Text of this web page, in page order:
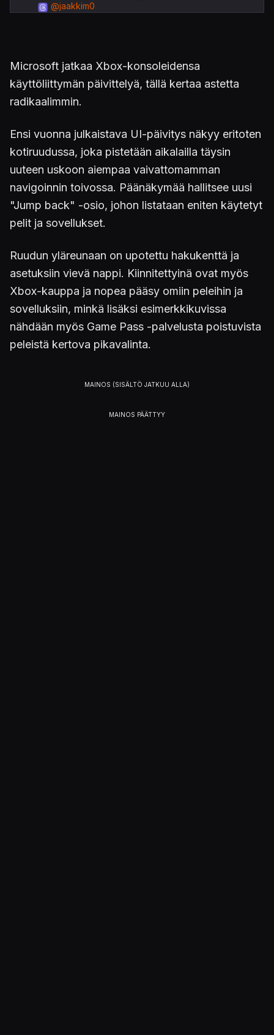
@jaakkim0
Microsoft jatkaa Xbox-konsoleidensa
käyttöliittymän päivittelyä, tällä kertaa astetta
radikaalimmin.
Ensi vuonna julkaistava UI-päivitys näkyy eritoten
kotiruudussa, joka pistetään aikalailla täysin
uuteen uskoon aiempaa vaivattomamman
navigoinnin toivossa. Päänäkymää hallitsee uusi
"Jump back" -osio, johon listataan eniten käytetyt
pelit ja sovellukset.
Ruudun yläreunaan on upotettu hakukenttä ja
asetuksiin vievä nappi. Kiinnitettyinä ovat myös
Xbox-kauppa ja nopea pääsy omiin peleihin ja
sovelluksiin, minkä lisäksi esimerkkikuvissa
nähdään myös Game Pass -palvelusta poistuvista
peleistä kertova pikavalinta.